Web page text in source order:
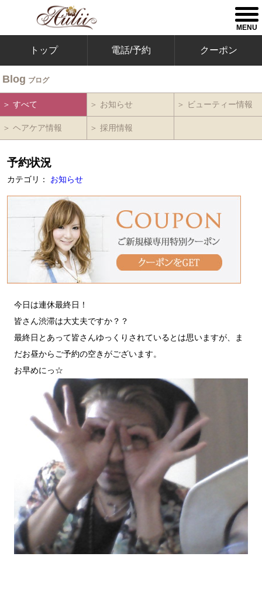
MENU
トップ 電話/予約 クーポン
Blog ブログ
＞ すべて ＞ お知らせ ＞ ビューティー情報
＞ ヘアケア情報 ＞ 採用情報
予約状況
カテゴリ： お知らせ
今日は連休最終日！
皆さん渋滞は大丈夫ですか？？
最終日とあって皆さんゆっくりされているとは思いますが、ま
だお昼からご予約の空きがございます。
お早めにっ☆